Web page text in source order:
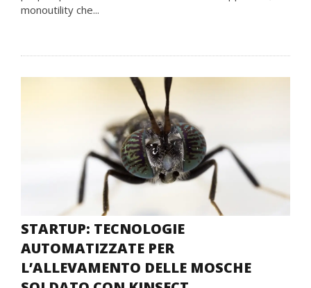
monoutility che...
STARTUP: TECNOLOGIE
AUTOMATIZZATE PER
L’ALLEVAMENTO DELLE MOSCHE